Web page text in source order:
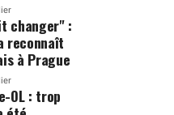
changer" :
reconnaît
à Prague
OL : trop